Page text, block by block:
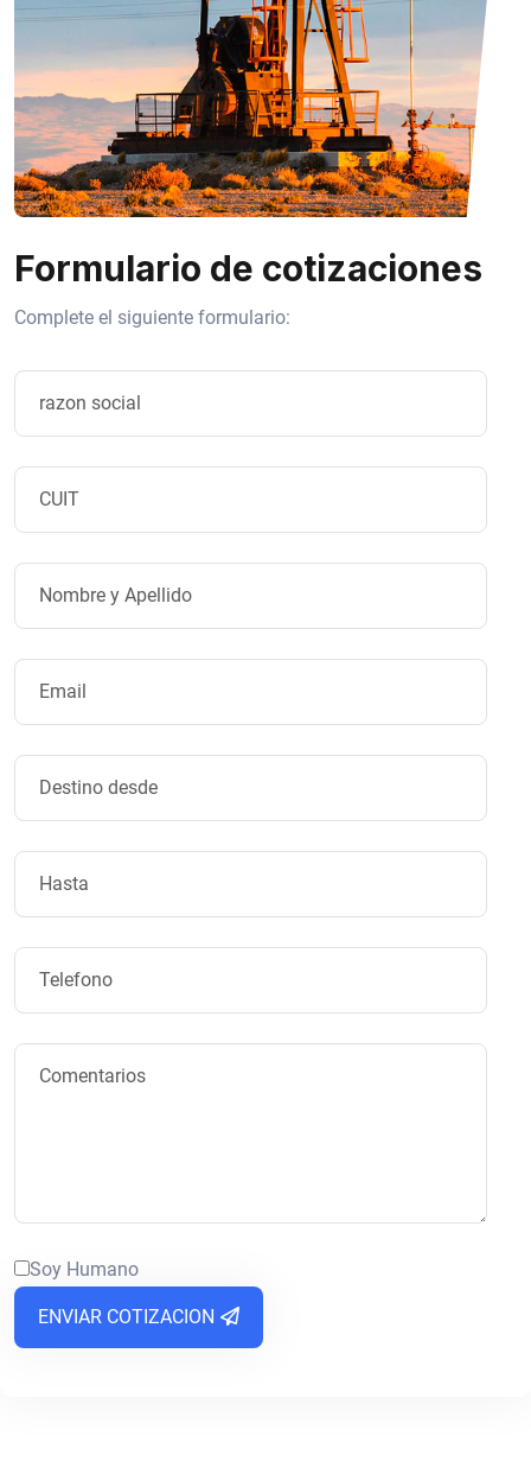
Formulario de cotizaciones
Complete el siguiente formulario:
Soy Humano
ENVIAR COTIZACION